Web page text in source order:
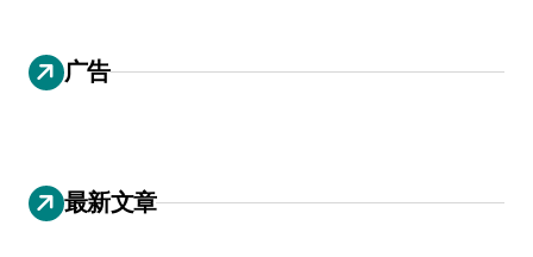
广告
最新文章